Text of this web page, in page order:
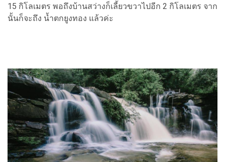
15 กิโลเมตร พอถึงบ้านสว่างก็เลี้ยวขวาไปอีก 2 กิโลเมตร จาก
นั้นก็จะถึง น้ำตกยูงทอง แล้วค่ะ